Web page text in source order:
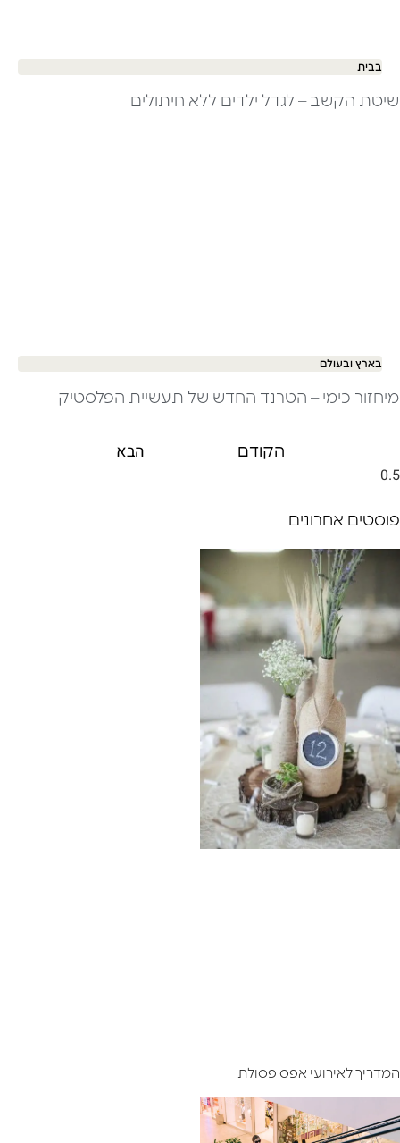
בבית
שיטת הקשב – לגדל ילדים ללא חיתולים
בארץ ובעולם
מיחזור כימי – הטרנד החדש של תעשיית הפלסטיק
הקודם הבא
פוסטים אחרונים
המדריך לאירועי אפס פסולת ​